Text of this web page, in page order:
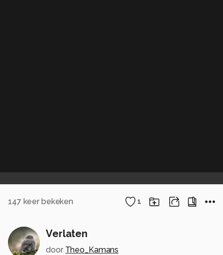
147 keer bekeken 1
Verlaten
door Theo_Kamans